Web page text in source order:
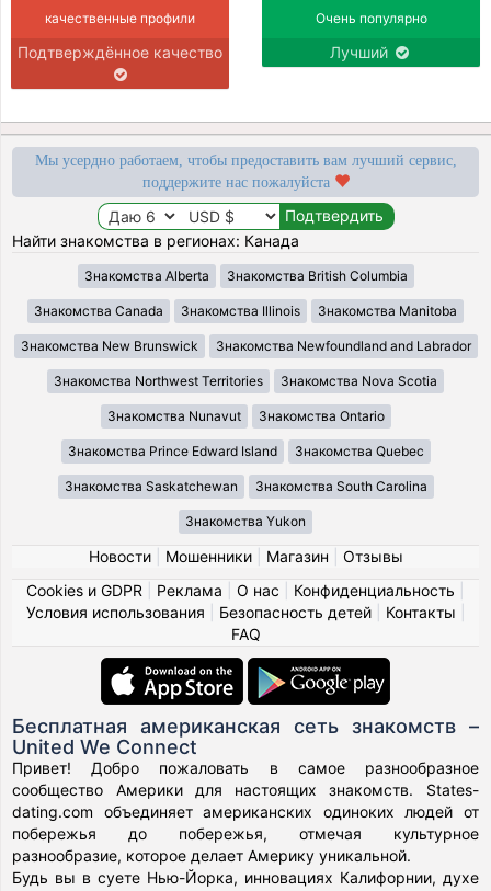
качественные профили
Подтверждённое качество
Очень популярно
Лучший
Мы усердно работаем, чтобы предоставить вам лучший сервис,
поддержите нас пожалуйста
Найти знакомства в регионах: Канада
Знакомства Alberta Знакомства British Columbia
Знакомства Canada Знакомства Illinois Знакомства Manitoba
Знакомства New Brunswick Знакомства Newfoundland and Labrador
Знакомства Northwest Territories Знакомства Nova Scotia
Знакомства Nunavut Знакомства Ontario
Знакомства Prince Edward Island Знакомства Quebec
Знакомства Saskatchewan Знакомства South Carolina
Знакомства Yukon
Новости| Мошенники| Магазин
Отзывы
Cookies и GDPR
Реклама О нас Конфиденциальность
Условия использования
Безопасность детей| Контакты
FAQ
Бесплатная американская сеть знакомств –
United We Connect
Привет! Добро пожаловать в самое разнообразное
сообщество Америки для настоящих знакомств. States-
dating.com объединяет американских одиноких людей от
побережья до побережья, отмечая культурное
разнообразие, которое делает Америку уникальной.
Будь вы в суете Нью-Йорка, инновациях Калифорнии, духе